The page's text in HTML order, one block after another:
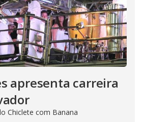
apresenta carreira
Chiclete com Banana